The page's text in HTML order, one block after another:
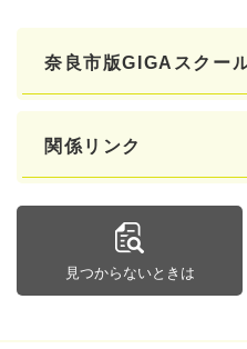
奈良市版GIGAスクー
関係リンク
見つからないときは